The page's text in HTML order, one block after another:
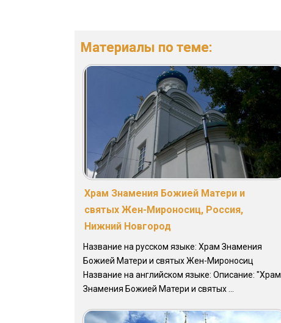
Материалы по теме:
Храм Знамения Божией Матери и
святых Жен-Мироносиц, Россия,
Нижний Новгород
Название на русском языке: Храм Знамения
Божией Матери и святых Жен-Мироносиц
Название на английском языке: Описание: "Храм
Знамения Божией Матери и святых ...